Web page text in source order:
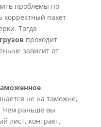
проблемы по
корректный пакет
Тогда
проходит
зависит от
не на таможне,
Чем раньше вы
лист, контракт,